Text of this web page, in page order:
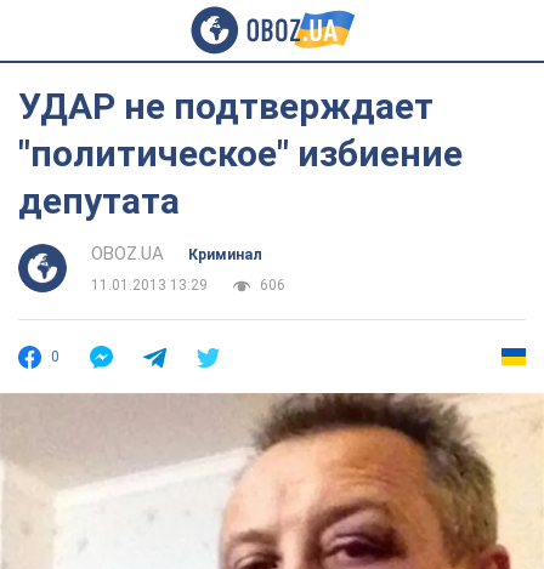
УДАР не подтверждает
"политическое" избиение
депутата
OBOZ.UA
Криминал
11.01.2013 13:29
606
0